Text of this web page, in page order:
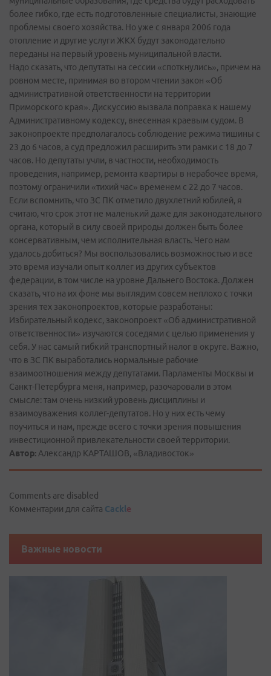
более гибко, где есть подготовленные специалисты, знающие
проблемы своего хозяйства. Но уже с января 2006 года
отопление и другие услуги ЖКХ будут законодательно
переданы на первый уровень муниципальной власти.
Надо сказать, что депутаты на сессии «споткнулись», причем на
ровном месте, принимая во втором чтении закон «Об
административной ответственности на территории
Приморского края». Дискуссию вызвала поправка к нашему
Административному кодексу, внесенная краевым судом. В
законопроекте предполагалось соблюдение режима тишины с
23 до 6 часов, а суд предложил расширить эти рамки с 18 до 7
часов. Но депутаты учли, в частности, необходимость
проведения, например, ремонта квартиры в нерабочее время,
поэтому ограничили «тихий час» временем с 22 до 7 часов.
Если вспомнить, что ЗС ПК отметило двухлетний юбилей, я
считаю, что срок этот не маленький даже для законодательного
органа, который в силу своей природы должен быть более
консервативным, чем исполнительная власть. Чего нам
удалось добиться? Мы воспользовались возможностью и все
это время изучали опыт коллег из других субъектов
федерации, в том числе на уровне Дальнего Востока. Должен
сказать, что на их фоне мы выглядим совсем неплохо с точки
зрения тех законопроектов, которые разработаны:
Избирательный кодекс, законопроект «Об административной
ответственности» изучаются соседями с целью применения у
себя. У нас самый гибкий транспортный налог в округе. Важно,
что в ЗС ПК выработались нормальные рабочие
взаимоотношения между депутатами. Парламенты Москвы и
Санкт-Петербурга меня, например, разочаровали в этом
смысле: там очень низкий уровень дисциплины и
взаимоуважения коллег-депутатов. Но у них есть чему
поучиться и нам, прежде всего с точки зрения повышения
инвестиционной привлекательности своей территории.
Автор: Александр КАРТАШОВ, «Владивосток»
Comments are disabled
Комментарии для сайта Cackle
Важные новости